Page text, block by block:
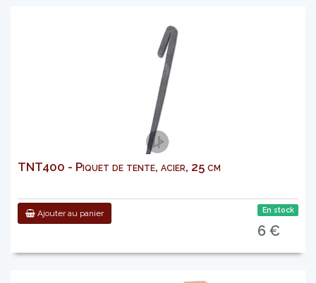
TNT400 - Piquet de tente, acier, 25 cm
Ajouter au panier En stock
6 €